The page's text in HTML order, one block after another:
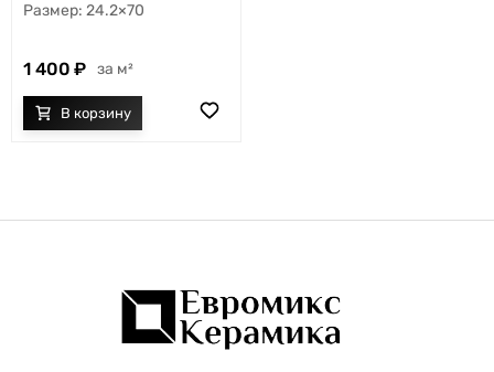
24.2×70
1 400 м²